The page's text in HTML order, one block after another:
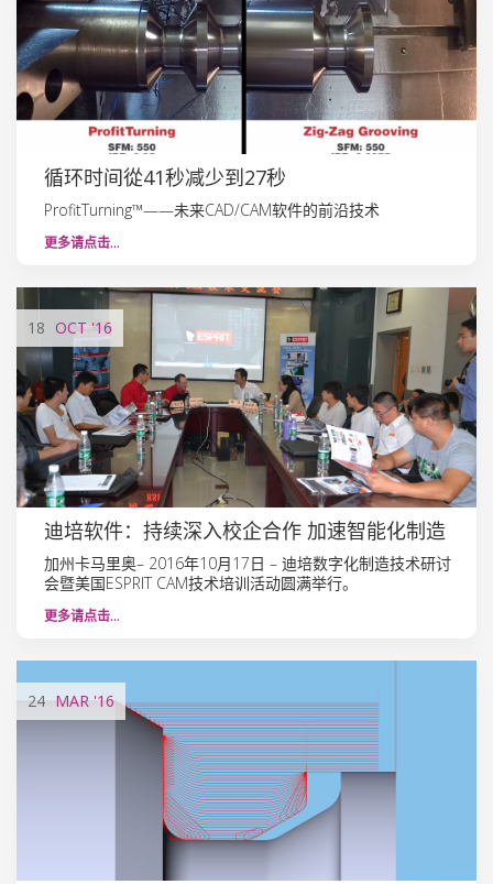
循环时间從41秒减少到27秒
ProfitTurning™——未来CAD/CAM软件的前沿技术
更多请点击…
18 OCT '16
迪培软件：持续深入校企合作 加速智能化制造
加州卡马里奥– 2016年10月17日 – 迪培数字化制造技术研讨
会暨美国ESPRIT CAM技术培训活动圆满举行。
更多请点击…
24 MAR'16